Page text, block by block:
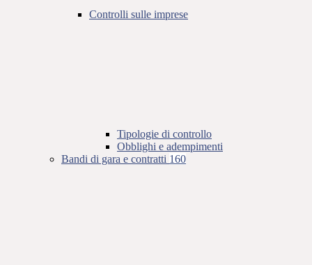
Controlli sulle imprese
Tipologie di controllo
Obblighi e adempimenti
Bandi di gara e contratti 160